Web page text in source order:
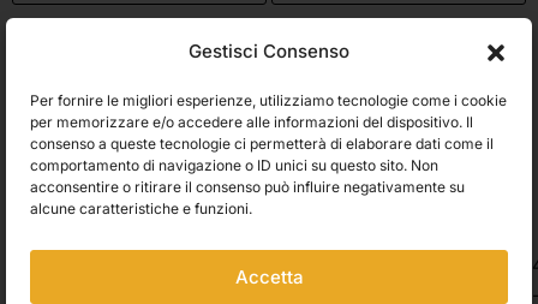
Gestisci Consenso
Per fornire le migliori esperienze, utilizziamo tecnologie come i cookie
per memorizzare e/o accedere alle informazioni del dispositivo. Il
consenso a queste tecnologie ci permetterà di elaborare dati come il
comportamento di navigazione o ID unici su questo sito. Non
acconsentire o ritirare il consenso può influire negativamente su
alcune caratteristiche e funzioni.
Accetta
accetti che i dati personali da te forniti vengano trasferiti a Brevo per il
Accetto le condizioni generali e di ricevere le Newsletters.
ISCRIVITI
Spedizioni